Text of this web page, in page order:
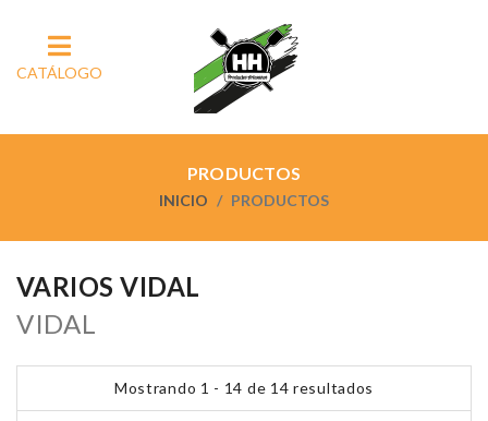
CATÁLOGO
PRODUCTOS
INICIO PRODUCTOS
VARIOS VIDAL
VIDAL
Mostrando 1 - 14 de 14 resultados